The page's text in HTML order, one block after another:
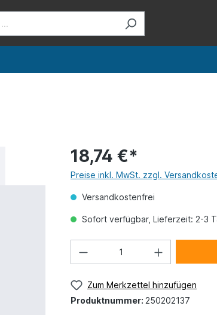
18,74 €*
Preise inkl. MwSt. zzgl.
Versandkostenfrei
Sofort verfügbar, Lieferzeit: 2-3
Zum Merkzettel hinzufügen
Produktnummer: 250202137